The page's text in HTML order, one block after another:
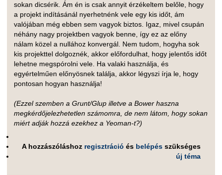
sokan dicsérik. Ám én is csak annyit érzékeltem belőle, hogy
a projekt indításánál nyerhetnénk vele egy kis időt, ám
valójában még ebben sem vagyok biztos. Igaz, mivel csupán
néhány nagy projektben vagyok benne, így ez az előny
nálam közel a nullához konvergál. Nem tudom, hogyha sok
kis projekttel dolgoznék, akkor előfordulhat, hogy jelentős időt
lehetne megspórolni vele. Ha valaki használja, és
egyértelműen előnyösnek találja, akkor légyszi írja le, hogy
pontosan hogyan használja!
(Ezzel szemben a Grunt/Glup illetve a Bower haszna
megkérdőjelezhetetlen számomra, de nem látom, hogy sokan
miért adják hozzá ezekhez a Yeoman-t?)
A hozzászóláshoz regisztráció és belépés szükséges
új téma